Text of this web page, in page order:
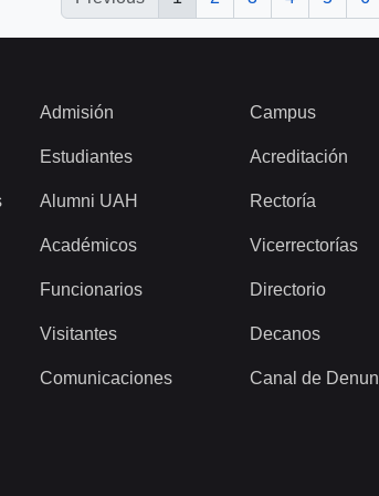
Admisión
Estudiantes
Alumni UAH
Académicos
Funcionarios
Visitantes
Comunicaciones
Campus
Acreditación
Rectoría
Vicerrectorías
Directorio
Decanos
Canal de